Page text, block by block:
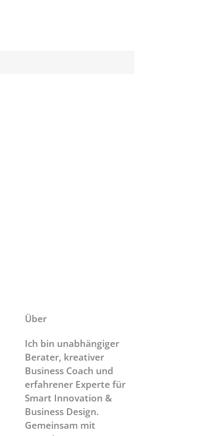
Über
Ich bin unabhängiger
Berater, kreativer
Business Coach und
erfahrener Experte für
Smart Innovation &
Business Design.
Gemeinsam mit